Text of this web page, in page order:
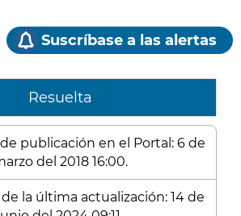
Suscríbase a las alertas
Resuelta
publicación en el Portal: 6 de
del 2018 16:00.
la última actualización: 14 de